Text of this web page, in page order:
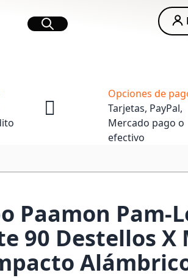
Buscar
Opciones de
Tarjetas, PayPal,
Mercado pago o
efectivo
Paamon Pam-
90 Destellos X